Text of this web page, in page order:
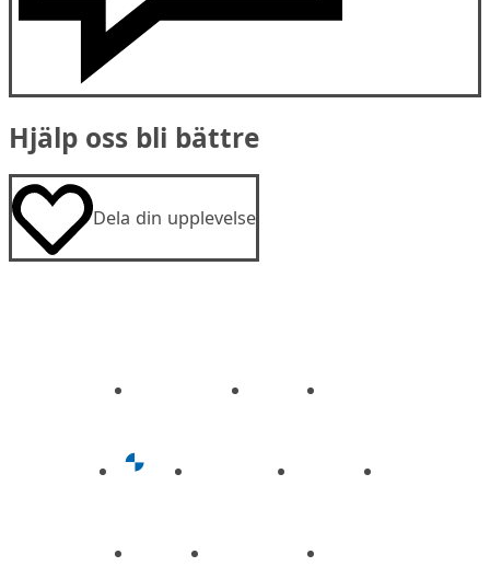
Hjälp oss bli bättre
Dela din upplevelse